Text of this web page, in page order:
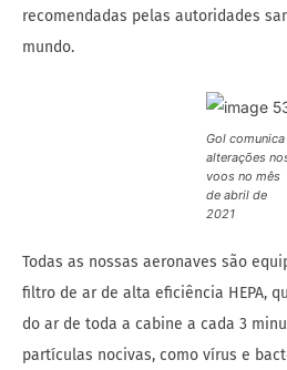
recomendadas pelas autoridades
mundo.
Gol comunica
alterações
voos no mês
de abril de
2021
Todas as nossas aeronaves são
filtro de ar de alta eficiência HEPA,
do ar de toda a cabine a cada 3
partículas nocivas, como vírus e